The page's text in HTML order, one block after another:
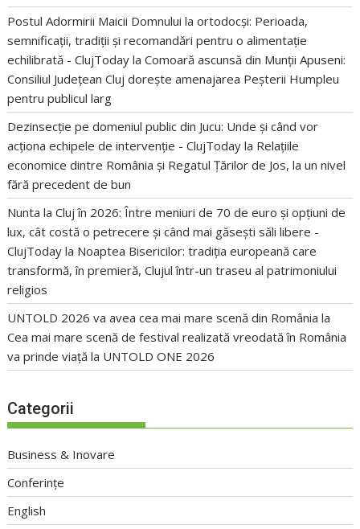
Postul Adormirii Maicii Domnului la ortodocși: Perioada,
semnificații, tradiții și recomandări pentru o alimentație
echilibrată - ClujToday laComoară ascunsă din Munții Apuseni:
Consiliul Județean Cluj dorește amenajarea Peșterii Humpleu
pentru publicul larg
Dezinsecție pe domeniul public din Jucu: Unde și când vor
acționa echipele de intervenție - ClujToday la Relațiile
economice dintre România și Regatul Țărilor de Jos, la un nivel
fără precedent de bun
Nunta la Cluj în 2026: Între meniuri de 70 de euro și opțiuni de
lux, cât costă o petrecere și când mai găsești săli libere -
ClujToday la Noaptea Bisericilor: tradiția europeană care
transformă, în premieră, Clujul într-un traseu al patrimoniului
religios
UNTOLD 2026 va avea cea mai mare scenă din România la
Cea mai mare scenă de festival realizată vreodată în România
va prinde viață la UNTOLD ONE 2026
Categorii
Business & Inovare
Conferințe
English